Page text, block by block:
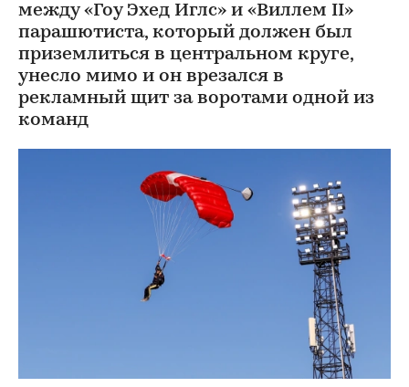
между «Гоу Эхед Иглс» и «Виллем II»
парашютиста, который должен был
приземлиться в центральном круге,
унесло мимо и он врезался в
рекламный щит за воротами одной из
команд